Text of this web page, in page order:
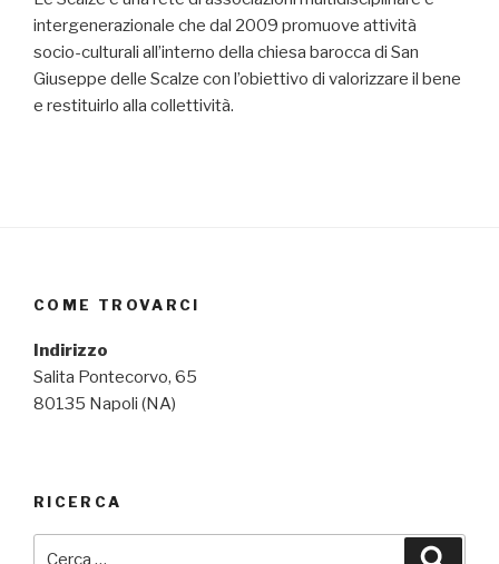
intergenerazionale che dal 2009 promuove attività
socio-culturali all’interno della chiesa barocca di San
Giuseppe delle Scalze con l’obiettivo di valorizzare il bene
e restituirlo alla collettività.
COME TROVARCI
Indirizzo
Salita Pontecorvo, 65
80135 Napoli (NA)
RICERCA